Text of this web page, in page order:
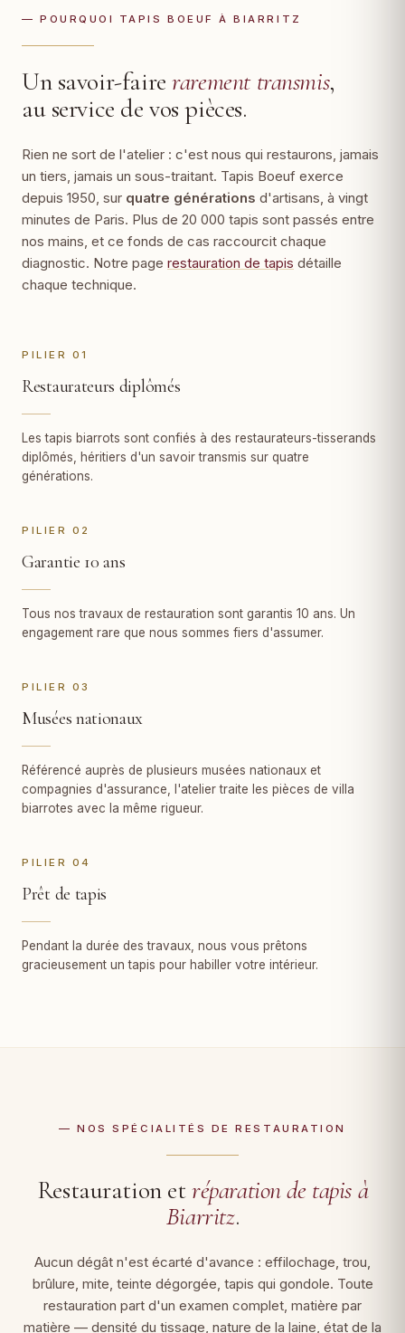
— POURQUOI TAPIS BOEUF À BIARRITZ
Un savoir-fairerarement transmis,
au service de vos pièces.
Rien ne sort de l'atelier : c'est nous qui restaurons, jamais
un tiers, jamais un sous-traitant. Tapis Boeuf exerce
depuis 1950, sur quatre générations d'artisans, à vingt
minutes de Paris. Plus de 20 000 tapis sont passés entre
nos mains, et ce fonds de cas raccourcit chaque
diagnostic. Notre page restauration de tapis détaille
chaque technique.
PILIER 01
Restaurateurs diplômés
Les tapis biarrots sont confiés à des restaurateurs-tisserands
diplômés, héritiers d'un savoir transmis sur quatre
générations.
PILIER 02
Garantie 10 ans
Tous nos travaux de restauration sont garantis 10 ans. Un
engagement rare que nous sommes fiers d'assumer.
PILIER 03
Musées nationaux
Référencé auprès de plusieurs musées nationaux et
compagnies d'assurance, l'atelier traite les pièces de villa
biarrotes avec la même rigueur.
PILIER 04
Prêt de tapis
Pendant la durée des travaux, nous vous prêtons
gracieusement un tapis pour habiller votre intérieur.
— NOS SPÉCIALITÉS DE RESTAURATION
Restauration etréparation de tapis à
Biarritz.
Aucun dégât n'est écarté d'avance : effilochage, trou,
brûlure, mite, teinte dégorgée, tapis qui gondole. Toute
restauration part d'un examen complet, matière par
matière — densité du tissage, nature de la laine, état de la